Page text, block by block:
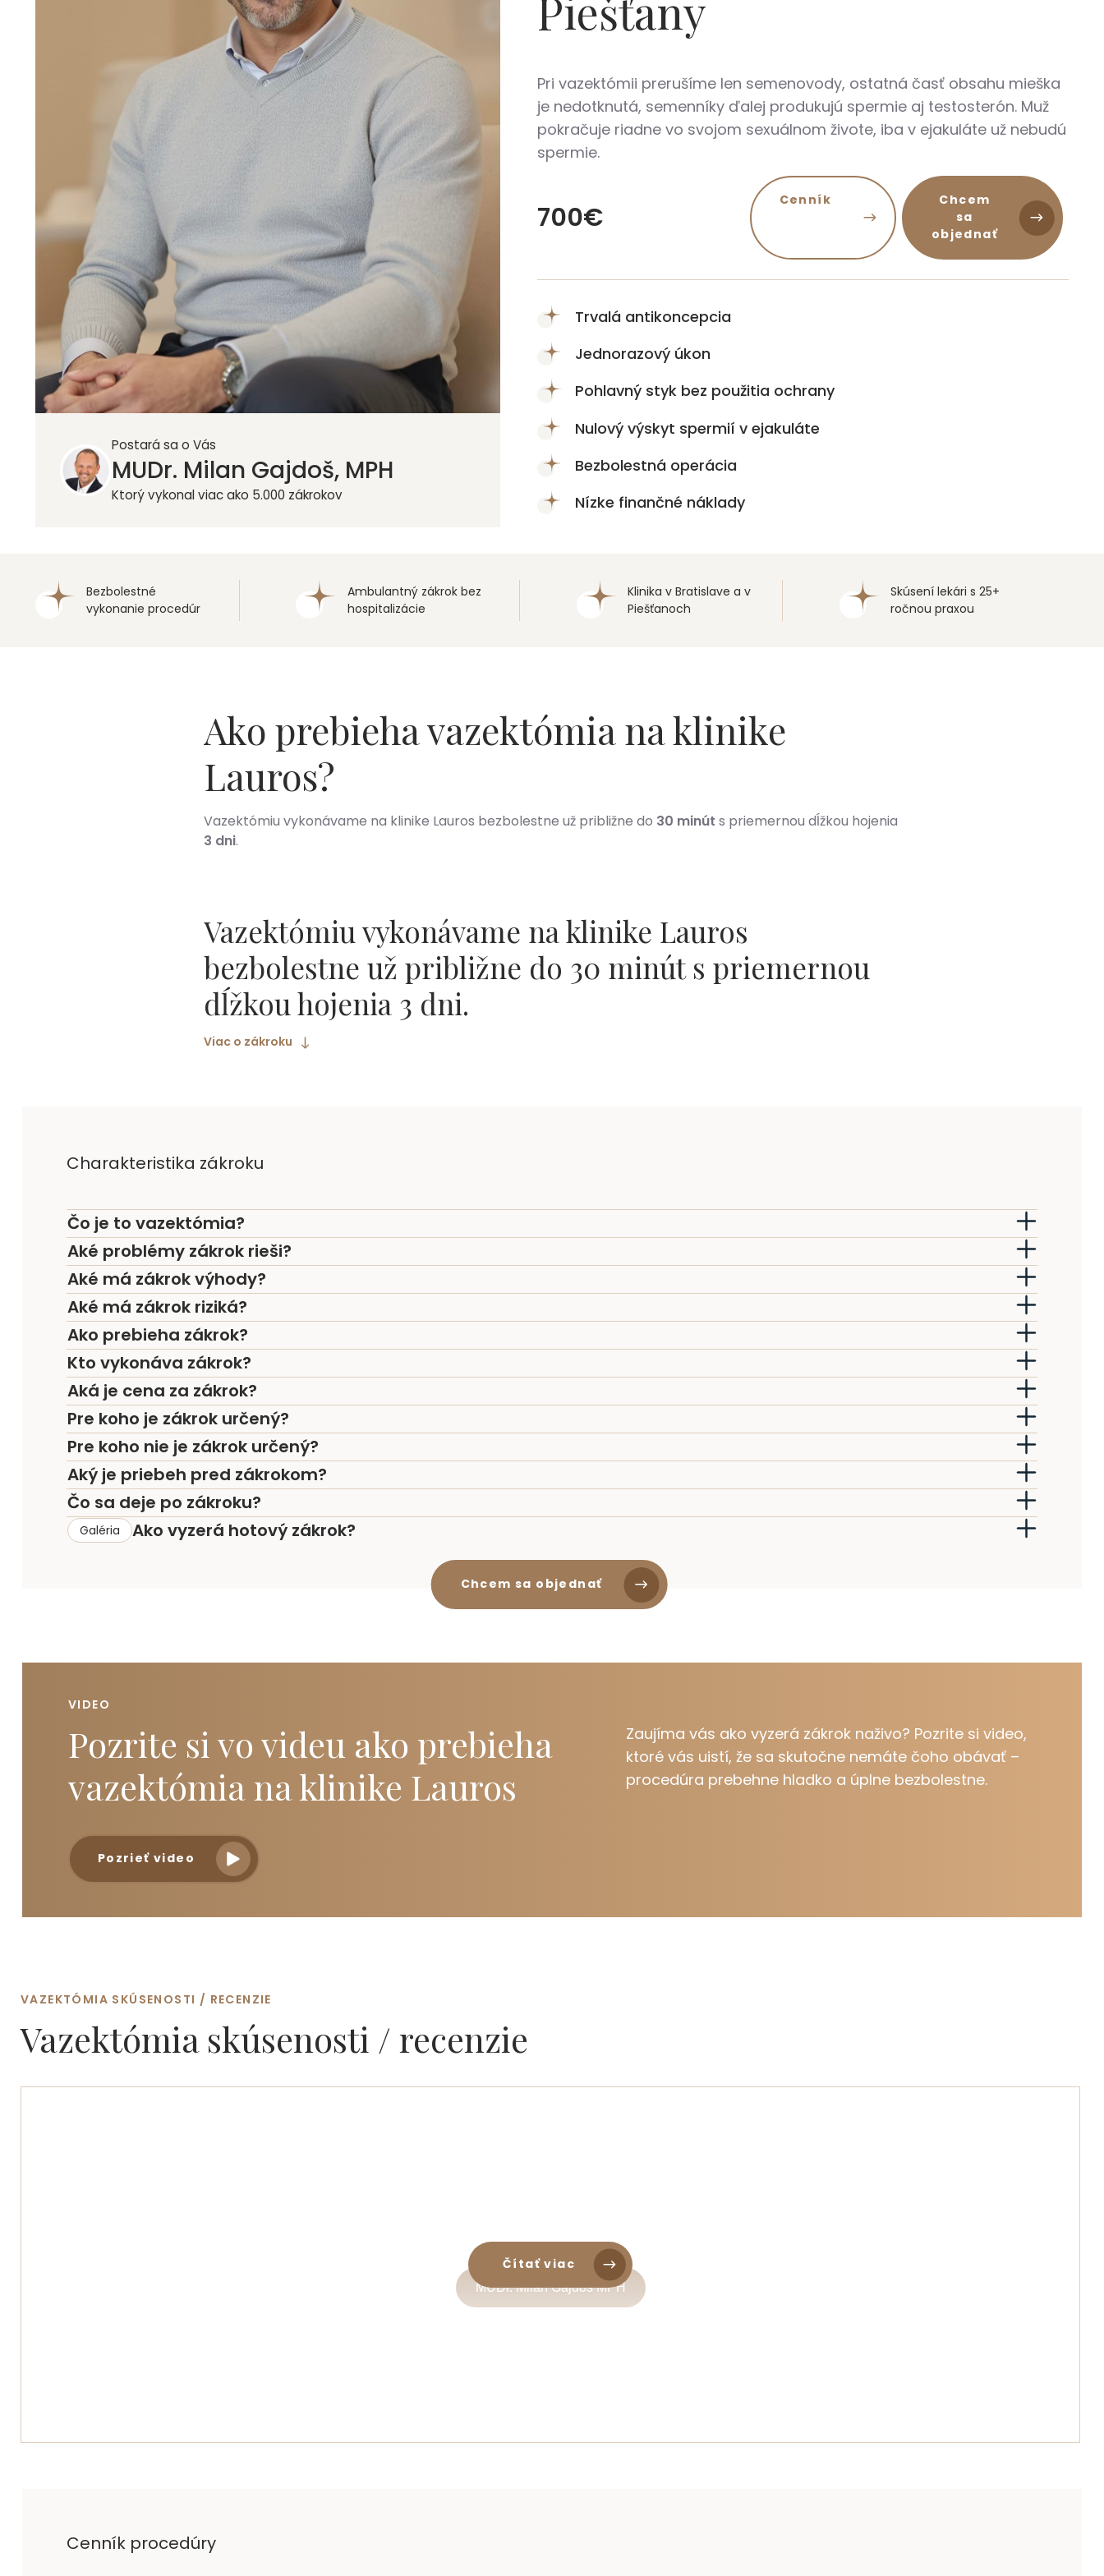
Postará sa o Vás
MUDr. Milan Gajdoš, MPH
Ktorý vykonal viac ako 5.000 zákrokov
Piešťany
Pri vazektómii prerušíme len semenovody, ostatná časť obsahu mieška
je nedotknutá, semenníky ďalej produkujú spermie aj testosterón. Muž
pokračuje riadne vo svojom sexuálnom živote, iba v ejakuláte už nebudú
spermie.
700€
Cenník
Chcem
sa
objednať
Trvalá antikoncepcia
Jednorazový úkon
Pohlavný styk bez použitia ochrany
Nulový výskyt spermií v ejakuláte
Bezbolestná operácia
Nízke finančné náklady
Bezbolestné
vykonanie procedúr
Ambulantný zákrok bez
hospitalizácie
Klinika v Bratislave a v
Piešťanoch
Skúsení lekári s 25+
ročnou praxou
Ako prebieha vazektómiana klinike
Lauros?
Vazektómiu vykonávame na klinike Lauros bezbolestne už približne do 30 minút s priemernou dĺžkou hojenia
3 dni.
Vazektómiu vykonávame na klinike Lauros
bezbolestne už približne do 30 minúts priemernou
dĺžkou hojenia 3 dni.
Viac o zákroku
Charakteristika zákroku
Čo je to vazektómia?
Aké problémy zákrok rieši?
Aké má zákrok výhody?
Aké má zákrok riziká?
Ako prebieha zákrok?
Kto vykonáva zákrok?
Aká je cena za zákrok?
Pre koho je zákrok určený?
Pre koho nie je zákrok určený?
Aký je priebeh pred zákrokom?
Čo sa deje po zákroku?
Galéria Ako vyzerá hotový zákrok?
Chcem sa objednať
VIDEO
Pozrite si vo videu ako prebieha
vazektómiana klinike Lauros
Zaujíma vás ako vyzerá zákrok naživo? Pozrite si video,
ktoré vás uistí, že sa skutočne nemáte čoho obávať –
procedúra prebehne hladko a úplne bezbolestne.
Pozrieť video
VAZEKTÓMIA SKÚSENOSTI / RECENZIE
Vazektómiaskúsenosti / recenzie
MUDr. Milan Gajdoš MPH
Čítať viac
Cenník procedúry